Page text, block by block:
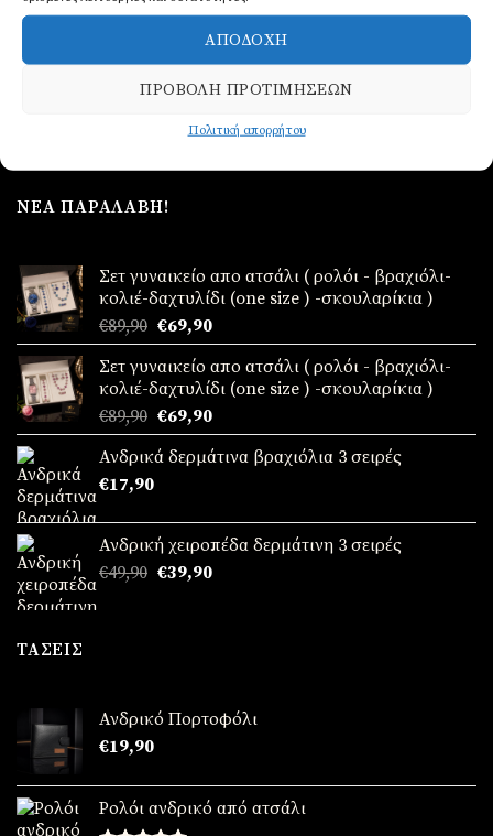
ΑΠΟΔΟΧΉ
ΠΡΟΒΟΛΉ ΠΡΟΤΙΜΉΣΕΩΝ
Πολιτική απορρήτου
Ρολόι ανδρικό από ατσάλι
ΠΡΟΣΘΉΚΗ
Ρολόι ανδρικό από ατσάλι
ΠΡΟΣΘΉΚΗ
ΝΈΑ ΠΑΡΑΛΑΒΉ!
Σετ γυναικείο απο ατσάλι ( ρολόι - βραχιόλι-
κολιέ-δαχτυλίδι (one size ) -σκουλαρίκια )
€89,90 Original
price
was:
€89,90.
€69,90Η
τρέχουσα
τιμή
είναι:
€69,90.
Σετ γυναικείο απο ατσάλι ( ρολόι - βραχιόλι-
κολιέ-δαχτυλίδι (one size ) -σκουλαρίκια )
€89,90 Original
price
was:
€69,90Η
τρέχουσα
τιμή
Ανδρικά δερμάτινα βραχιόλια 3 σειρές
€17,90
Ανδρική χειροπέδα δερμάτινη 3 σειρές
€49,90 Original
€39,90Η
ΤΆΣΕΙΣ
Ανδρικό Πορτοφόλι
€19,90
Ρολόι ανδρικό από ατσάλι